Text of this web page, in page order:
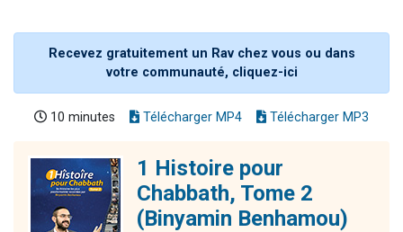
Recevez gratuitement un Rav chez vous ou dans
votre communauté, cliquez-ici
10 minutes Télécharger MP4 Télécharger MP3
1 Histoire pour
Chabbath, Tome 2
(Binyamin Benhamou)